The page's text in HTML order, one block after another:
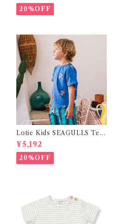
20%OFF
Lotie Kids SEAGULLS Tee
(12m- 8Y)
¥5,192
20%OFF